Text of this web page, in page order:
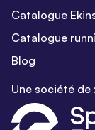
Catalogue
Catalogue
Blog
Une société de :